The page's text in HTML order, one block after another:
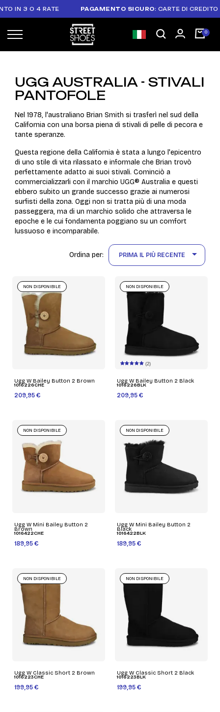
IN 3 O 4 RATE PAGAMENTO SICURO: CARTE DI CREDITO &
UGG AUSTRALIA - STIVALI
PANTOFOLE
Nel 1978, l'australiano Brian Smith si trasferì nel sud della
California con una borsa piena di stivali di pelle di pecora e
tante speranze.
Questa regione della California è stata a lungo l'epicentro
di uno stile di vita rilassato e informale che Brian trovò
perfettamente adatto ai suoi stivali. Cominciò a
commercializzarli con il marchio UGG® Australia e questi
ebbero subito un grande successo grazie ai numerosi
surfisti della zona. Oggi non si tratta più di una moda
passeggera, ma di un marchio solido che attraversa le
epoche e le cui fondamenta poggiano su un comfort
lussuoso e incomparabile.
Ordina per: PRIMA IL PIÙ RECENTE 
Ugg W Bailey Button 2 Brown
1016226CHE
209,95 €
NON DISPONIBILE
(2)
Ugg W Bailey Button 2 Black
1016226BLK
209,95 €
NON DISPONIBILE
Ugg W Mini Bailey Button 2
Brown
1016422CHE
189,95 €
NON DISPONIBILE
Ugg W Mini Bailey Button 2
Black
1016422BLK
189,95 €
NON DISPONIBILE
Ugg W Classic Short 2 Brown
1016223CHE
199,95 €
NON DISPONIBILE
Ugg W Classic Short 2 Black
1016223BLK
199,95 €
NON DISPONIBILE